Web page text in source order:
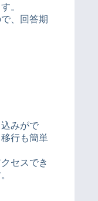
。
、回答期
みがで
行も簡単
セスでき